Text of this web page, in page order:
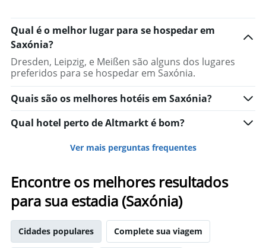
Qual é o melhor lugar para se hospedar em
Saxónia?
Dresden, Leipzig, e Meißen são alguns dos lugares
preferidos para se hospedar em Saxónia.
Quais são os melhores hotéis em Saxónia?
Qual hotel perto de Altmarkt é bom?
Ver mais perguntas frequentes
Encontre os melhores resultados
para sua estadia (Saxónia)
Cidades populares Complete sua viagem